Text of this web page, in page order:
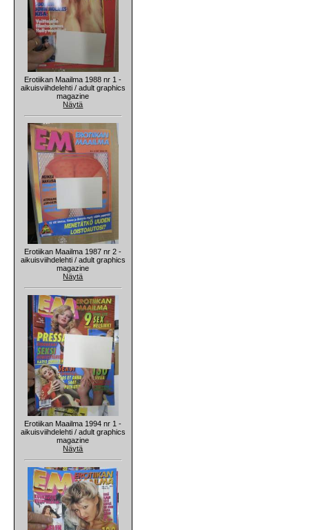
Erotiikan Maailma 1988 nr 1 -
aikuisviihdelehti / adult graphics
magazine
Näytä
Erotiikan Maailma 1987 nr 2 -
aikuisviihdelehti / adult graphics
magazine
Näytä
Erotiikan Maailma 1994 nr 1 -
aikuisviihdelehti / adult graphics
magazine
Näytä